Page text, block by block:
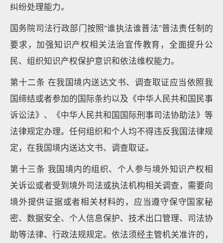
纠纷处理能力。
国务院司法行政部门按照“谁执法谁普法”普法责任制的
要求，加强知识产权相关法治宣传教育，全面提升公
民、组织知识产权保护意识和依法维权能力。
第十二条 在我国境内送达文书、调查取证应当依照我
国缔结或者参加的国际条约以及《中华人民共和国民事
诉讼法》、《中华人民共和国国际刑事司法协助法》等
法律规定办理。任何组织和个人均不得违反我国法律规
定，在我国境内送达文书、调查取证。
第十三条 我国境内的组织、个人参与境外知识产权相
关诉讼或者受到境外司法或执法机构相关调查，需要向
境外提供证据或者相关材料的，应当遵守保守国家秘
密、数据安全、个人信息保护、技术出口管理、司法协
助等法律、行政法规规定。依法须经主管机关准许的，